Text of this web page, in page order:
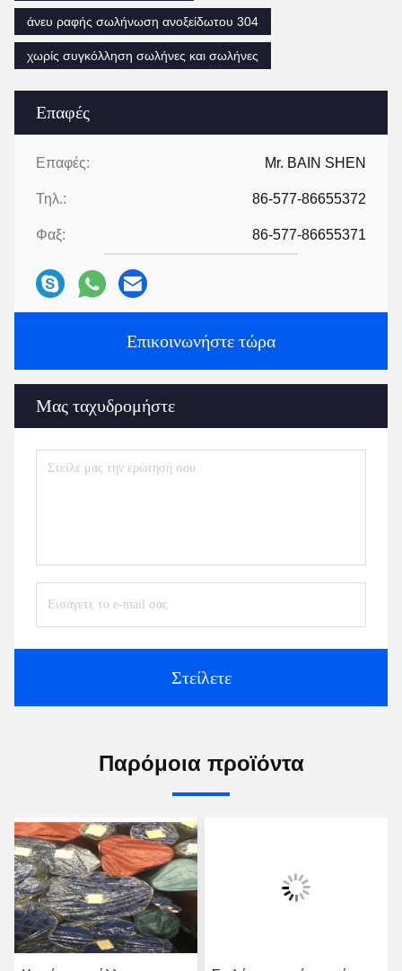
Επαφές
Επαφές: Mr. BAIN SHEN
Τηλ.: 86-577-86655372
Φαξ: 86-577-86655371
Επικοινωνήστε τώρα
Μας ταχυδρομήστε
Στείλετε
άνευ ραφής σωλήνωση ανοξείδωτου 304
χωρίς συγκόλληση σωλήνες και σωλήνες
Παρόμοια προϊόντα